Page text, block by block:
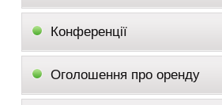
Конференції
Оголошення про оренду